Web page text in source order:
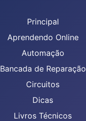
Principal
Aprendendo Online
Automação
Bancada de Reparação
Circuitos
Dicas
Livros Técnicos